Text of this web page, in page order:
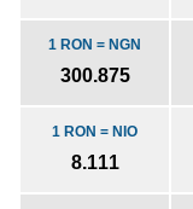
1 RON = NGN
300.875
1 RON = NIO
8.111